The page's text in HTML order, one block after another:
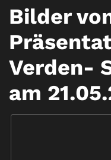
Bilder
Verden-
am